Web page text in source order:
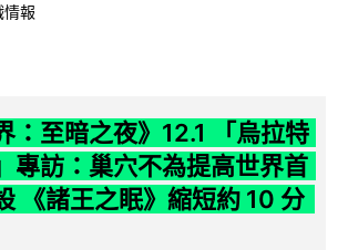
情報
：至暗之夜》12.1 「烏拉特
專訪：巢穴不為提高世界首
《諸王之眠》縮短約 10 分